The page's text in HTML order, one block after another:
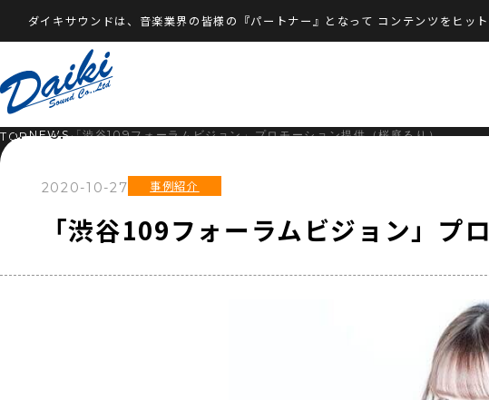
ダイキサウンドは、音楽業界の皆様の『パートナー』となって コンテンツをヒッ
TOPNEWS「渋谷109フォーラムビジョン」プロモーション提供（桜庭るり）
2020-10-27 事例紹介
「渋谷109フォーラムビジョン」プ